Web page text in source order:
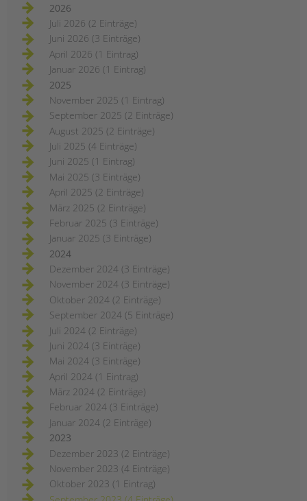
2026
Juli 2026 (2 Einträge)
Juni 2026 (3 Einträge)
April 2026 (1 Eintrag)
Januar 2026 (1 Eintrag)
2025
November 2025 (1 Eintrag)
September 2025 (2 Einträge)
August 2025 (2 Einträge)
Juli 2025 (4 Einträge)
Juni 2025 (1 Eintrag)
Mai 2025 (3 Einträge)
April 2025 (2 Einträge)
März 2025 (2 Einträge)
Februar 2025 (3 Einträge)
Januar 2025 (3 Einträge)
2024
Dezember 2024 (3 Einträge)
November 2024 (3 Einträge)
Oktober 2024 (2 Einträge)
September 2024 (5 Einträge)
Juli 2024 (2 Einträge)
Juni 2024 (3 Einträge)
Mai 2024 (3 Einträge)
April 2024 (1 Eintrag)
März 2024 (2 Einträge)
Februar 2024 (3 Einträge)
Januar 2024 (2 Einträge)
2023
Dezember 2023 (2 Einträge)
November 2023 (4 Einträge)
Oktober 2023 (1 Eintrag)